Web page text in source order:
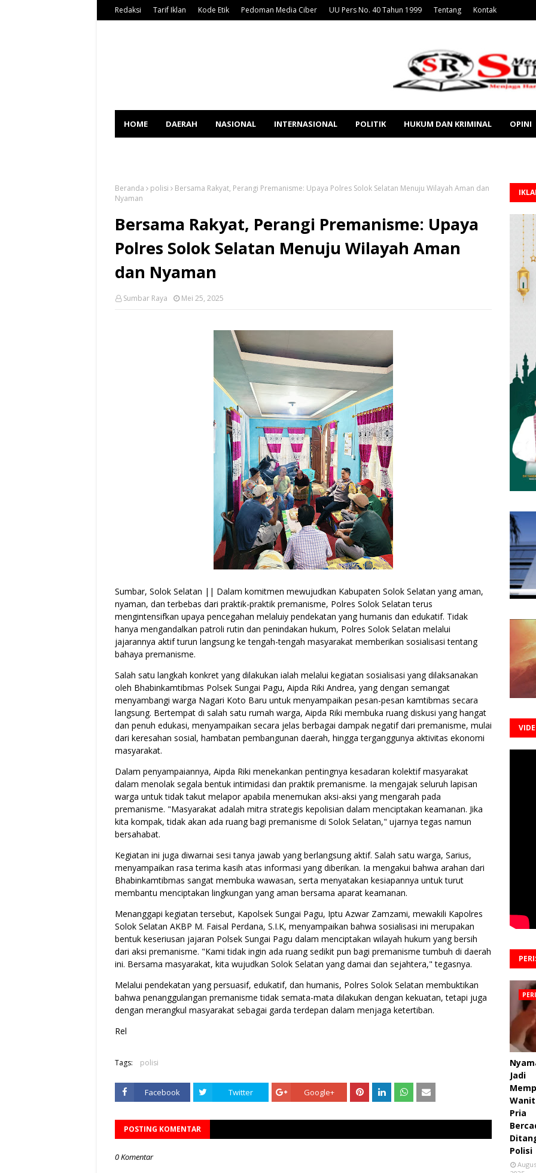
Redaksi Tarif Iklan Kode Etik Pedoman Media Ciber UU Pers No. 40 Tahun 1999 Tentang Kontak
HOME DAERAH NASIONAL INTERNASIONAL POLITIK HUKUM DAN KRIMINAL OPINI
Beranda polisi
Bersama Rakyat, Perangi Premanisme: Upaya Polres Solok Selatan Menuju Wilayah Aman dan
Nyaman
Bersama Rakyat, Perangi Premanisme: Upaya
Polres Solok Selatan Menuju Wilayah Aman
dan Nyaman
Sumbar Raya Mei 25, 2025
Sumbar, Solok Selatan || Dalam komitmen mewujudkan Kabupaten Solok Selatan yang aman,
nyaman, dan terbebas dari praktik-praktik premanisme, Polres Solok Selatan terus
mengintensifkan upaya pencegahan melaluiy pendekatan yang humanis dan edukatif. Tidak
hanya mengandalkan patroli rutin dan penindakan hukum, Polres Solok Selatan melalui
jajarannya aktif turun langsung ke tengah-tengah masyarakat memberikan sosialisasi tentang
bahaya premanisme.
Salah satu langkah konkret yang dilakukan ialah melalui kegiatan sosialisasi yang dilaksanakan
oleh Bhabinkamtibmas Polsek Sungai Pagu, Aipda Riki Andrea, yang dengan semangat
menyambangi warga Nagari Koto Baru untuk menyampaikan pesan-pesan kamtibmas secara
langsung. Bertempat di salah satu rumah warga, Aipda Riki membuka ruang diskusi yang hangat
dan penuh edukasi, menyampaikan secara jelas berbagai dampak negatif dari premanisme, mulai
dari keresahan sosial, hambatan pembangunan daerah, hingga terganggunya aktivitas ekonomi
masyarakat.
Dalam penyampaiannya, Aipda Riki menekankan pentingnya kesadaran kolektif masyarakat
dalam menolak segala bentuk intimidasi dan praktik premanisme. Ia mengajak seluruh lapisan
warga untuk tidak takut melapor apabila menemukan aksi-aksi yang mengarah pada
premanisme. "Masyarakat adalah mitra strategis kepolisian dalam menciptakan keamanan. Jika
kita kompak, tidak akan ada ruang bagi premanisme di Solok Selatan," ujarnya tegas namun
bersahabat.
Kegiatan ini juga diwarnai sesi tanya jawab yang berlangsung aktif. Salah satu warga, Sarius,
menyampaikan rasa terima kasih atas informasi yang diberikan. Ia mengakui bahwa arahan dari
Bhabinkamtibmas sangat membuka wawasan, serta menyatakan kesiapannya untuk turut
membantu menciptakan lingkungan yang aman bersama aparat keamanan.
Menanggapi kegiatan tersebut, Kapolsek Sungai Pagu, Iptu Azwar Zamzami, mewakili Kapolres
Solok Selatan AKBP M. Faisal Perdana, S.I.K, menyampaikan bahwa sosialisasi ini merupakan
bentuk keseriusan jajaran Polsek Sungai Pagu dalam menciptakan wilayah hukum yang bersih
dari aksi premanisme. "Kami tidak ingin ada ruang sedikit pun bagi premanisme tumbuh di daerah
ini. Bersama masyarakat, kita wujudkan Solok Selatan yang damai dan sejahtera," tegasnya.
Melalui pendekatan yang persuasif, edukatif, dan humanis, Polres Solok Selatan membuktikan
bahwa penanggulangan premanisme tidak semata-mata dilakukan dengan kekuatan, tetapi juga
dengan merangkul masyarakat sebagai garda terdepan dalam menjaga ketertiban.
Rel
Tags: polisi
Facebook Twitter Google+
POSTING KOMENTAR
0 Komentar
Jadi
Pria
Polisi